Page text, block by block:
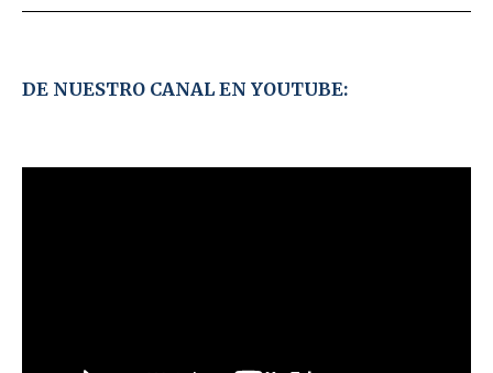
DE NUESTRO CANAL EN YOUTUBE: